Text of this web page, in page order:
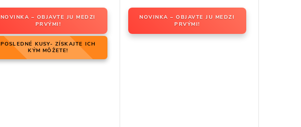
NOVINKA – OBJAVTE JU MEDZI
PRVÝMI!
POSLEDNÉ KUSY- ZÍSKAJTE ICH
KÝM MÔŽETE!
NOVINKA – OBJAVTE JU MEDZI
PRVÝMI!